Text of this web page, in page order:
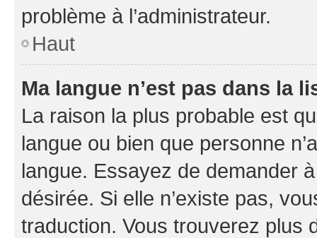
problème à l’administrateur.
Haut
Ma langue n’est pas dans la
La raison la plus probable est
langue ou bien que personne
langue. Essayez de demander
désirée. Si elle n’existe pas,
traduction. Vous trouverez plus